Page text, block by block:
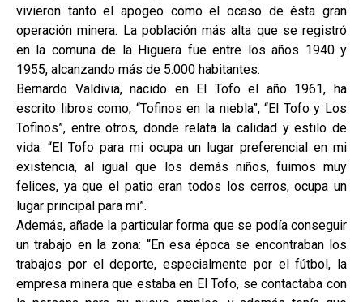
vivieron tanto el apogeo como el ocaso de ésta gran
operación minera. La población más alta que se registró
en la comuna de la Higuera fue entre los años 1940 y
1955, alcanzando más de 5.000 habitantes.
Bernardo Valdivia, nacido en El Tofo el año 1961, ha
escrito libros como, “Tofinos en la niebla”, “El Tofo y Los
Tofinos”, entre otros, donde relata la calidad y estilo de
vida: “El Tofo para mi ocupa un lugar preferencial en mi
existencia, al igual que los demás niños, fuimos muy
felices, ya que el patio eran todos los cerros, ocupa un
lugar principal para mi”.
Además, añade la particular forma que se podía conseguir
un trabajo en la zona: “En esa época se encontraban los
trabajos por el deporte, especialmente por el fútbol, la
empresa minera que estaba en El Tofo, se contactaba con